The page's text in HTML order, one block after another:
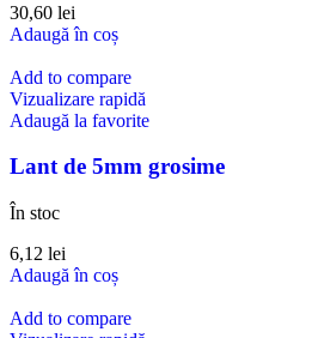
30,60 lei
Adaugă în coș
Add to compare
Vizualizare rapidă
Adaugă la favorite
Lant de 5mm grosime
În stoc
6,12 lei
Adaugă în coș
Add to compare